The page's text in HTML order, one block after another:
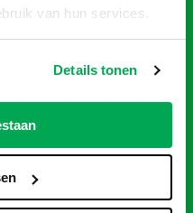
van hun services.
Details tonen